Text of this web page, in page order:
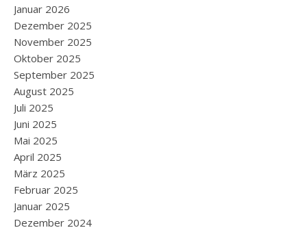
Januar 2026
Dezember 2025
November 2025
Oktober 2025
September 2025
August 2025
Juli 2025
Juni 2025
Mai 2025
April 2025
März 2025
Februar 2025
Januar 2025
Dezember 2024